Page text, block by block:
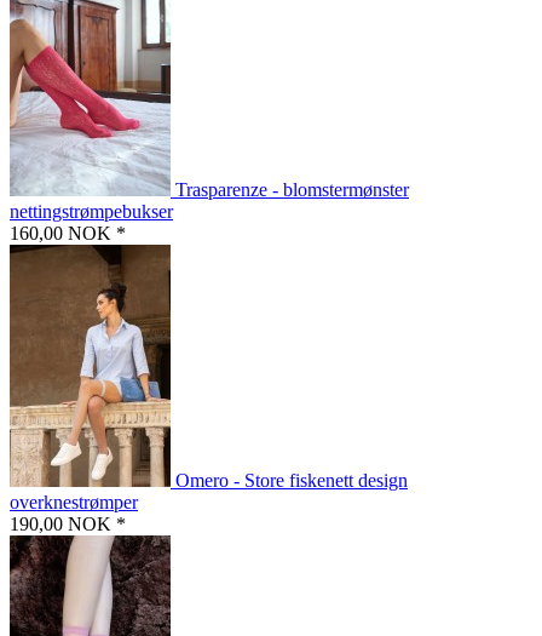
Trasparenze - blomstermønster
nettingstrømpebukser
160,00 NOK *
Omero - Store fiskenett design
overknestrømper
190,00 NOK *